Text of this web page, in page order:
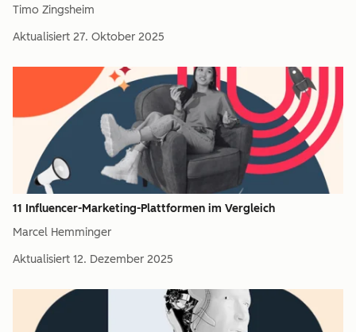
Timo Zingsheim
Aktualisiert 27. Oktober 2025
11 Influencer-Marketing-Plattformen im Vergleich
Marcel Hemminger
Aktualisiert 12. Dezember 2025